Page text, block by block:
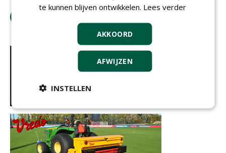
te kunnen blijven ontwikkelen. Lees verder
AKKOORD
AFWIJZEN
INSTELLEN